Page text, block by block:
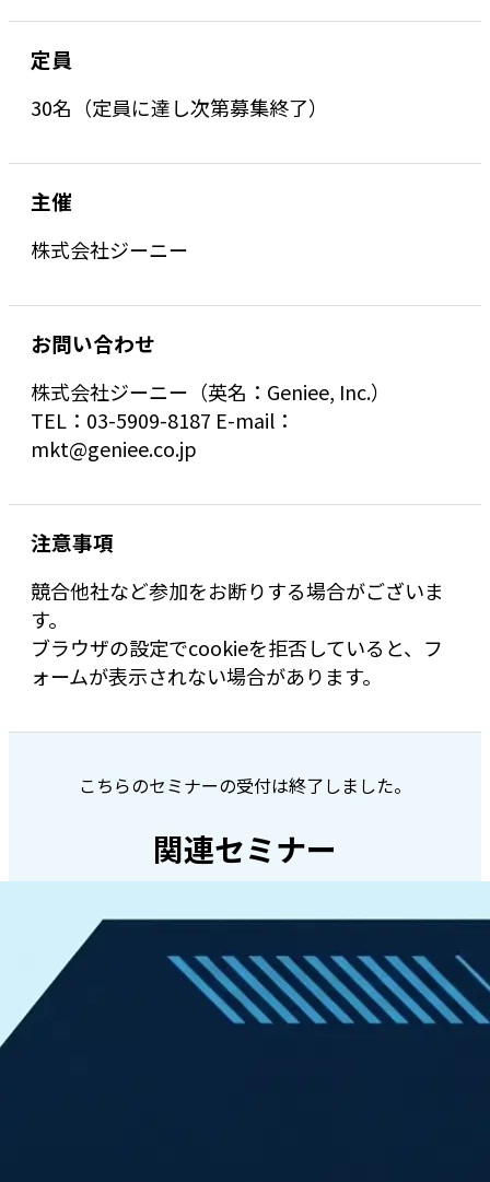
定員
30名（定員に達し次第募集終了）
主催
株式会社ジーニー
お問い合わせ
株式会社ジーニー（英名：Geniee, Inc.）
TEL：03-5909-8187 E-mail：
mkt@geniee.co.jp
注意事項
競合他社など参加をお断りする場合がございま
す。
ブラウザの設定でcookieを拒否していると、フ
ォームが表示されない場合があります。
こちらのセミナーの受付は終了しました。
関連セミナー